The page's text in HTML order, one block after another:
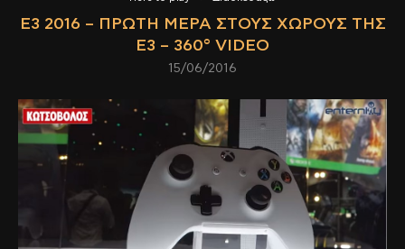
E3 2016 – ΠΡΏΤΗ ΜΈΡΑ ΣΤΟΥΣ ΧΏΡΟΥΣ ΤΗΣ
E3 – 360° VIDEO
15/06/2016